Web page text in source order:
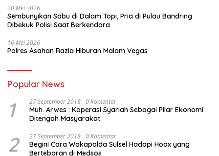
20 Mei 2026
Sembunyikan Sabu di Dalam Topi, Pria di Pulau Bandring
Dibekuk Polisi Saat Berkendara
16 Mei 2026
Polres Asahan Razia Hiburan Malam Vegas
Popular News
1 27 September 2018 0 Komentar
Muh. Arwes : Koperasi Syariah Sebagai Pilar Ekonomi
Ditengah Masyarakat
2 27 September 2018 0 Komentar
Begini Cara Wakapolda Sulsel Hadapi Hoax yang
Bertebaran di Medsos